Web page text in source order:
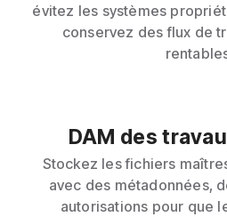
évitez les systèmes
conservez des flux de
DAM des
Stockez les fichiers
avec des métadonnées,
autorisations pour que